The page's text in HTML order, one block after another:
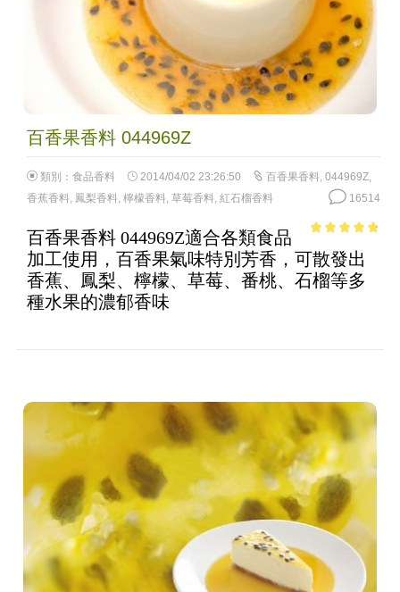
百香果香料 044969Z
類別： 食品香料 2014/04/02 23:26:50 百香果香料, 044969Z,
香蕉香料, 鳳梨香料, 檸檬香料, 草莓香料, 紅石榴香料 16514
5
百香果香料 044969Z適合各類食品
加工使用，百香果氣味特別芳香，可散發出
香蕉、鳳梨、檸檬、草莓、番桃、石榴等多
種水果的濃郁香味